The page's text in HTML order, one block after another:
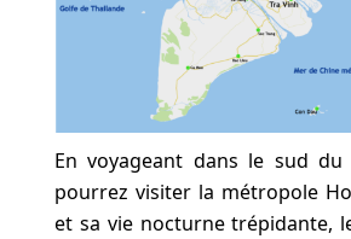
En voyageant dans le sud du
pourrez visiter la métropole
et sa vie nocturne trépidante,